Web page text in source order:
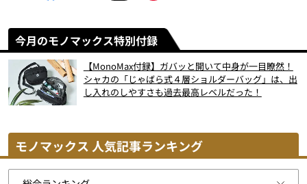
今月のモノマックス特別付録
【MonoMax付録】ガバッと開いて中身が一目瞭然！
シャカの「じゃばら式４層ショルダーバッグ」は、出
し入れのしやすさも過去最高レベルだった！
モノマックス 人気記事ランキング